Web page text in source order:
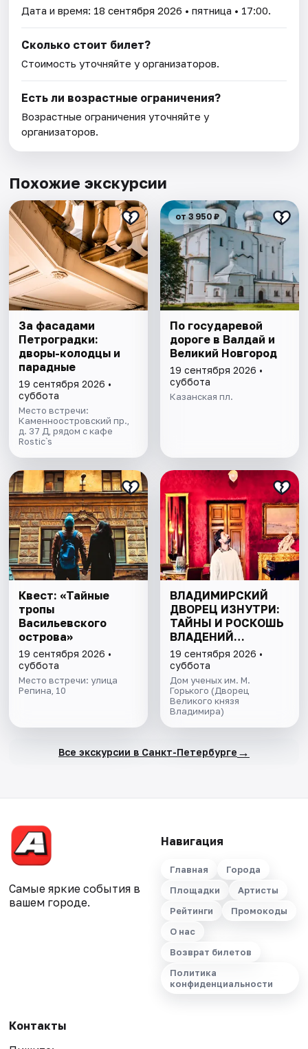
Дата и время: 18 сентября 2026 • пятница • 17:00.
Сколько стоит билет?
Стоимость уточняйте у организаторов.
Есть ли возрастные ограничения?
Возрастные ограничения уточняйте у
организаторов.
Похожие экскурсии
За фасадами
Петроградки:
дворы-колодцы и
парадные
19 сентября 2026 •
суббота
Место встречи:
Каменноостровский пр.,
д. 37 Д, рядом с кафе
Rostic`s
от 3 950 ₽
По государевой
дороге в Валдай и
Великий Новгород
19 сентября 2026 •
суббота
Казанская пл.
Квест: «Тайные
тропы
Васильевского
острова»
19 сентября 2026 •
суббота
Место встречи: улица
Репина, 10
ВЛАДИМИРСКИЙ
ДВОРЕЦ ИЗНУТРИ:
ТАЙНЫ И РОСКОШЬ
ВЛАДЕНИЙ
ВЕЛИКОГО КНЯЗЯ
19 сентября 2026 •
суббота
Дом ученых им. М.
Горького (Дворец
Великого князя
Владимира)
Все экскурсии в Санкт-Петербурге →
Самые яркие события в
вашем городе.
Навигация
Главная
Города
Площадки
Артисты
Рейтинги
Промокоды
О нас
Возврат билетов
Политика
конфиденциальности
Контакты